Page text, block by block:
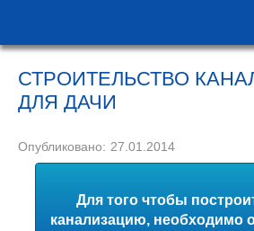
СТРОИТЕЛЬСТВО
ДЛЯ ДАЧИ
Опубликовано: 27.01.2014
Для того чтобы
канализацию, необходимо